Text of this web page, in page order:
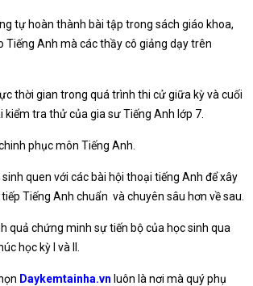
tự hoàn thành bài tập trong sách giáo khoa,
Tiếng Anh mà các thầy cô giảng dạy trên
thời gian trong quá trình thi cử giữa kỳ và cuối
kiểm tra thử của gia sư Tiếng Anh lớp 7.
phục môn Tiếng Anh.
sinh quen với các bài hội thoại tiếng Anh để xây
Tiếng Anh chuẩn và chuyên sâu hơn về sau.
quả chứng minh sự tiến bộ của học sinh qua
học kỳ I và II.
Daykemtainha.vn luôn là nơi mà quý phụ